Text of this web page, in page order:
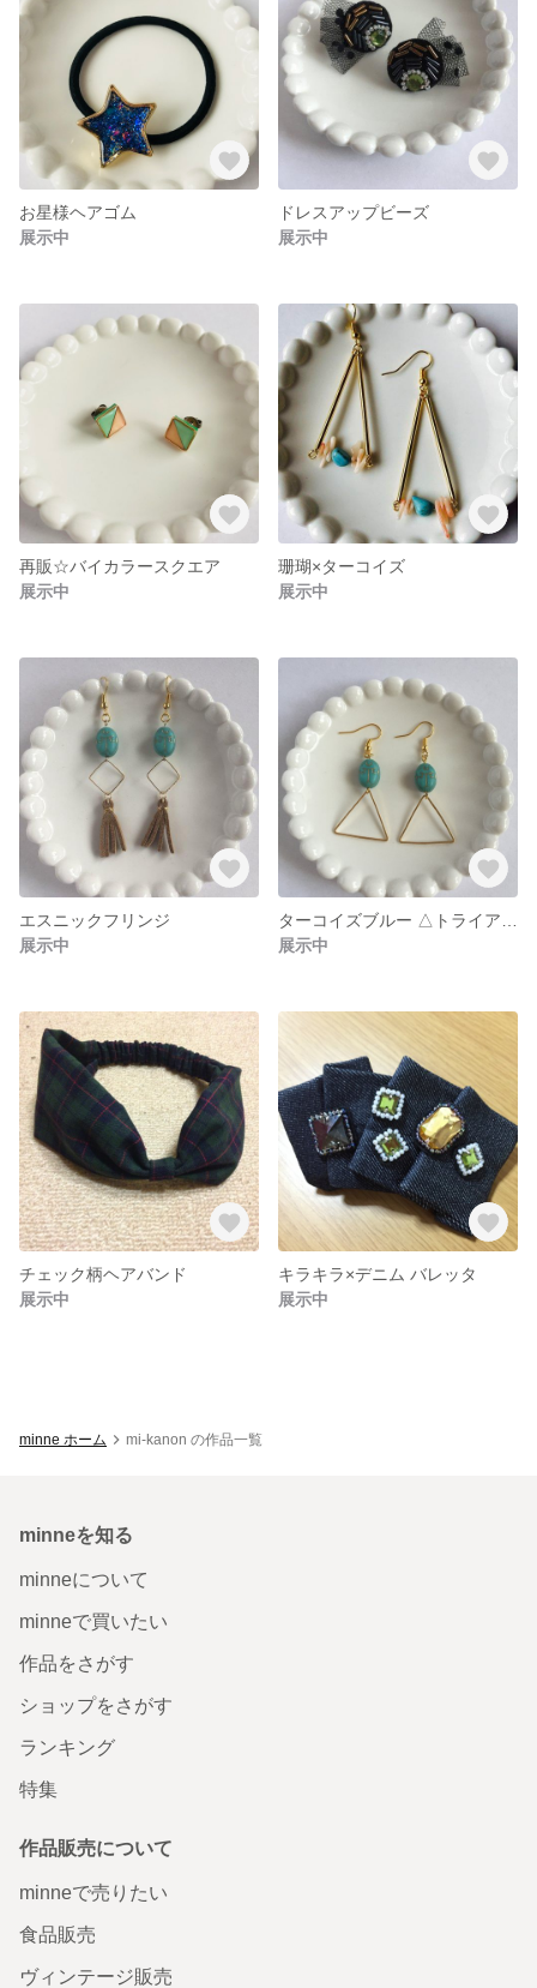
お星様ヘアゴム
展示中
ドレスアップビーズ
展示中
再販☆バイカラースクエア
展示中
珊瑚×ターコイズ
展示中
エスニックフリンジ
展示中
展示中
チェック柄ヘアバンド
展示中
キラキラ×デニム バレッタ
展示中
minne ホーム mi-kanon の作品一覧
minneを知る
minneについて
minneで買いたい
作品をさがす
ショップをさがす
ランキング
特集
作品販売について
minneで売りたい
食品販売
ヴィンテージ販売